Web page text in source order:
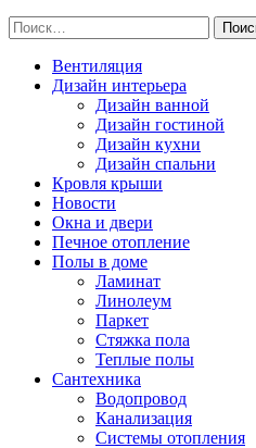
Найти:
Вентиляция
Дизайн интерьера
Дизайн ванной
Дизайн гостиной
Дизайн кухни
Дизайн спальни
Кровля крыши
Новости
Окна и двери
Печное отопление
Полы в доме
Ламинат
Линолеум
Паркет
Стяжка пола
Теплые полы
Сантехника
Водопровод
Канализация
Системы отопления